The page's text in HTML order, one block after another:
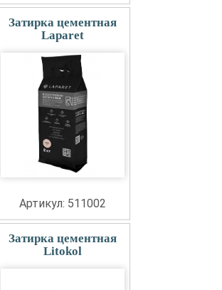
Затирка цементная
Laparet
Артикул: 511002
Затирка цементная
Litokol